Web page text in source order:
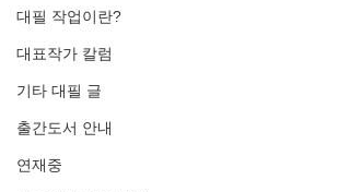
대필 작업이란?
대표작가 칼럼
기타 대필 글
출간도서 안내
연재중